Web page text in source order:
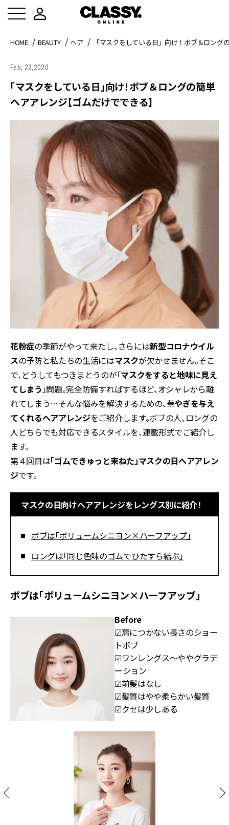
HOME BEAUTY ヘア 「マスクをしている日」向け！ボブ＆ロン
Feb, 22,2020
「マスクをしている日」向け！ボブ＆ロングの簡単
ヘアアレンジ【ゴムだけでできる】
花粉症の季節がやって来たし、さらには新型コロナウイル
スの予防と私たちの生活にはマスクが欠かせません。そこ
で、どうしてもつきまとうのが「マスクをすると地味に見え
てしまう」問題。完全防備すればするほど、オシャレから離
れてしまう…そんな悩みを解決するための、華やぎを与え
てくれるヘアアレンジをご紹介します。ボブの人、ロングの
人どちらでも対応できるスタイルを、連載形式でご紹介し
ます。
第４回目は「ゴムできゅっと束ねた」マスクの日ヘアアレン
ジです。
マスクの日向けヘアアレンジをレングス別に紹介！
ボブは「ボリュームシニヨン×ハーフアップ」
ロングは「同じ色味のゴムでひたすら結ぶ」
ボブは「ボリュームシニヨン×ハーフアップ」
Before
☑肩につかない長さのショー
トボブ
☑ワンレングス～ややグラデ
ーション
☑前髪はなし
☑髪質はやや柔らかい髪質
☑クセは少しある